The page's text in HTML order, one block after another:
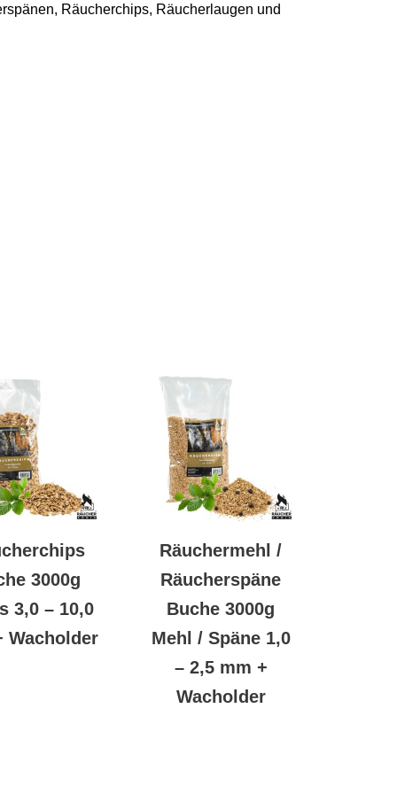
Räucherchips, Räucherlaugen und
3000g
3,0 – 10,0
Wacholder
Räuchermehl /
Räucherspäne
Buche 3000g
Mehl / Späne 1,0
– 2,5 mm +
Wacholder